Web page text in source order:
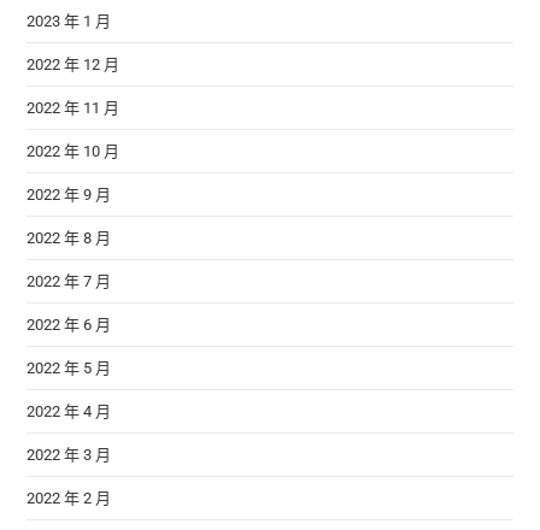
2023 年 1 月
2022 年 12 月
2022 年 11 月
2022 年 10 月
2022 年 9 月
2022 年 8 月
2022 年 7 月
2022 年 6 月
2022 年 5 月
2022 年 4 月
2022 年 3 月
2022 年 2 月